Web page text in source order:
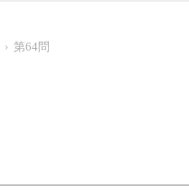
第64問